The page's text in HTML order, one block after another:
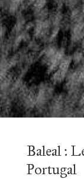
Baleal :
Portugal